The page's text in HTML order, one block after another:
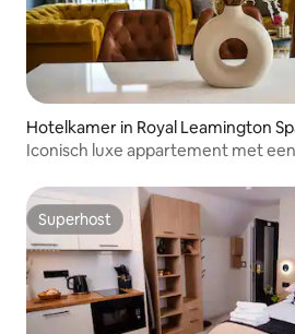
Hotelkamer in Royal Leamington
Iconisch luxe appartement met
Superhost
Superhost